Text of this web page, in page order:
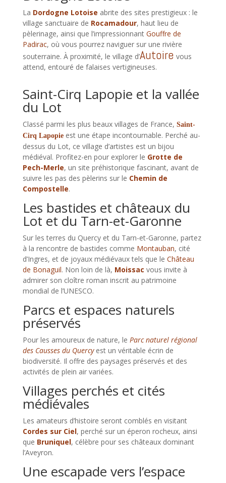
La Dordogne Lotoise abrite des sites prestigieux : le
village sanctuaire de Rocamadour, haut lieu de
pèlerinage, ainsi que l’impressionnant Gouffre de
Padirac, où vous pourrez naviguer sur une rivière
souterraine. À proximité, le village d’Autoire vous
attend, entouré de falaises vertigineuses.
Saint-Cirq Lapopie et la vallée
du Lot
Classé parmi les plus beaux villages de France, Saint-
Cirq Lapopieest une étape incontournable. Perché au-
dessus du Lot, ce village d’artistes est un bijou
médiéval. Profitez-en pour explorer le Grotte de
Pech-Merle, un site préhistorique fascinant, avant de
suivre les pas des pèlerins sur le Chemin de
Compostelle.
Les bastides et châteaux du
Lot et du Tarn-et-Garonne
Sur les terres du Quercy et du Tarn-et-Garonne, partez
à la rencontre de bastides comme Montauban, cité
d’Ingres, et de joyaux médiévaux tels que le Château
de Bonaguil. Non loin de là, Moissac vous invite à
admirer son cloître roman inscrit au patrimoine
mondial de l’UNESCO.
Parcs et espaces naturels
préservés
Pour les amoureux de nature, le Parc naturel régional
des Causses du Quercyest un véritable écrin de
biodiversité. Il offre des paysages préservés et des
activités de plein air variées.
Villages perchés et cités
médiévales
Les amateurs d’histoire seront comblés en visitant
Cordes sur Ciel, perché sur un éperon rocheux, ainsi
que Bruniquel, célèbre pour ses châteaux dominant
l’Aveyron.
Une escapade vers l’espace